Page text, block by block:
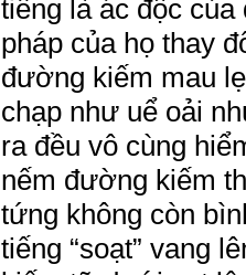
tiếng là ác độc
pháp của họ thay
đường kiếm mau
chạp như uể oải
ra đều vô cùng
nếm đường kiếm
tứng không còn
tiếng “soạt” vang